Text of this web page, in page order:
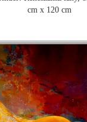
cm x 120 cm